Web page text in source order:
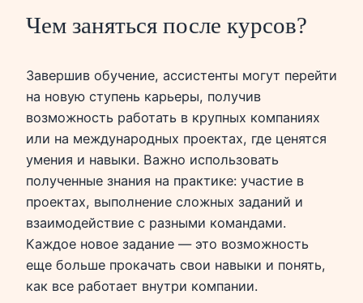
Чем заняться после курсов?
Завершив обучение, ассистенты могут перейти
на новую ступень карьеры, получив
возможность работать в крупных компаниях
или на международных проектах, где ценятся
умения и навыки. Важно использовать
полученные знания на практике: участие в
проектах, выполнение сложных заданий и
взаимодействие с разными командами.
Каждое новое задание — это возможность
еще больше прокачать свои навыки и понять,
как все работает внутри компании.